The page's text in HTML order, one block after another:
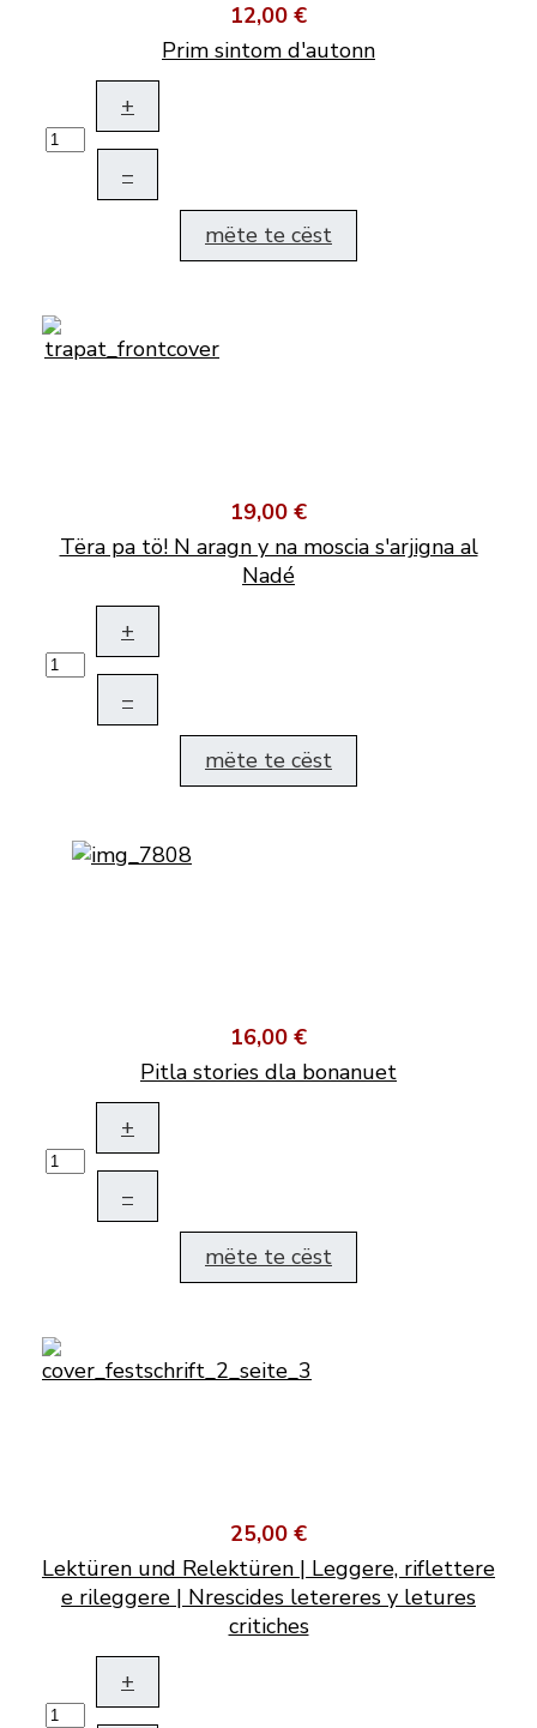
12,00 €
Prim sintom d'autonn
+
–
mëte te cëst
19,00 €
Tëra pa tö! N aragn y na moscia s'arjigna al
Nadé
+
–
mëte te cëst
16,00 €
Pitla stories dla bonanuet
+
–
mëte te cëst
25,00 €
Lektüren und Relektüren | Leggere, riflettere
e rileggere | Nrescides letereres y letures
critiches
+